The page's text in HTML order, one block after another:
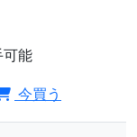
能
今買う